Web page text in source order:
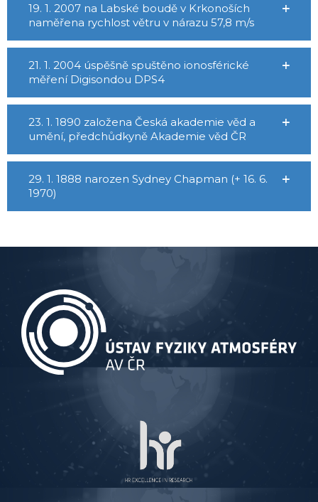
19. 1. 2007 na Labské boudě v Krkonoších
naměřena rychlost větru v nárazu 57,8 m/s
21. 1. 2004 úspěšně spuštěno ionosférické
měření Digisondou DPS4
23. 1. 1890 založena Česká akademie věd a
umění, předchůdkyně Akademie věd ČR
29. 1. 1888 narozen Sydney Chapman (+ 16. 6.
1970)